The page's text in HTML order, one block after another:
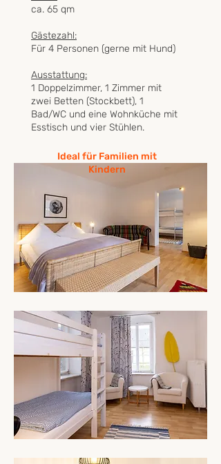
ca. 65 qm
Gästezahl:
Für 4 Personen (gerne mit Hund)
Ausstattung:
1 Doppelzimmer, 1 Zimmer mit
zwei Betten (Stockbett), 1
Bad/WC und eine Wohnküche mit
Esstisch und vier Stühlen.
Jetzt buchen
Ideal für Familien mit
Kindern